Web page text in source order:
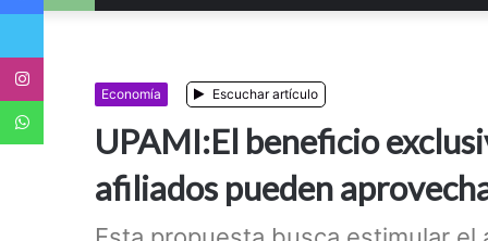
Economía Escuchar artículo
UPAMI:El beneficio
afiliados pueden
Twitter
WhatsApp